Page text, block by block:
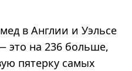
в Англии и Уэльсе
это на 236 больше,
пятерку самых